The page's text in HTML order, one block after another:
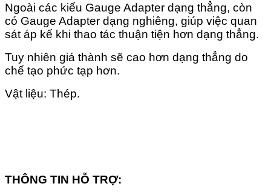
Ngoài các kiểu Gauge Adapter dạng thẳng, còn
có Gauge Adapter dạng nghiêng, giúp việc quan
sát áp kế khi thao tác thuận tiện hơn dạng thẳng.
Tuy nhiên giá thành sẽ cao hơn dạng thẳng do
chế tạo phức tạp hơn.
Vật liệu: Thép.
THÔNG TIN HỖ TRỢ: